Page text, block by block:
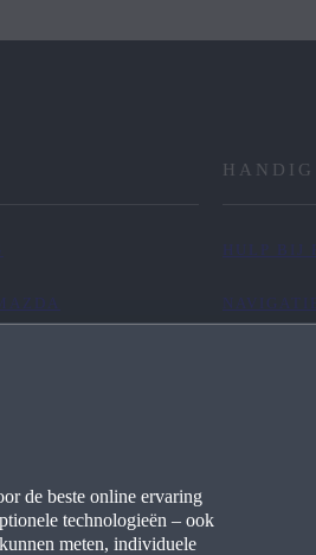
HANDIG
HULP BIJ
de beste online ervaring
technologieën – ook
meten, individuele